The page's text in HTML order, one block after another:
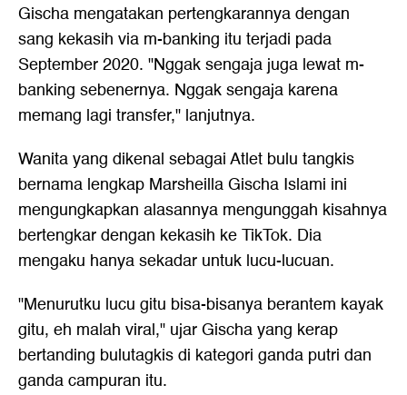
Gischa mengatakan pertengkarannya dengan
sang kekasih via m-banking itu terjadi pada
September 2020. "Nggak sengaja juga lewat m-
banking sebenernya. Nggak sengaja karena
memang lagi transfer," lanjutnya.
Wanita yang dikenal sebagai Atlet bulu tangkis
bernama lengkap Marsheilla Gischa Islami ini
mengungkapkan alasannya mengunggah kisahnya
bertengkar dengan kekasih ke TikTok. Dia
mengaku hanya sekadar untuk lucu-lucuan.
"Menurutku lucu gitu bisa-bisanya berantem kayak
gitu, eh malah viral," ujar Gischa yang kerap
bertanding bulutagkis di kategori ganda putri dan
ganda campuran itu.